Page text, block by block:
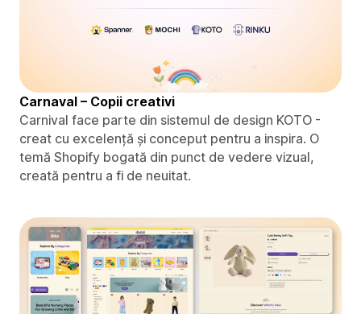
Carnaval – Copii creativi
Carnival face parte din sistemul de design KOTO -
creat cu excelență și conceput pentru a inspira. O
temă Shopify bogată din punct de vedere vizual,
creată pentru a fi de neuitat.